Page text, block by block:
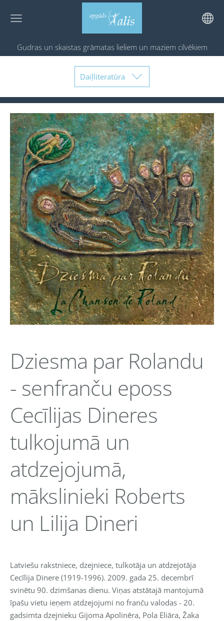
Gudras un skaistas grāmatas lieliem un maziem cilvēkiem
Daiļliteratūra
Dziesma par Rolandu
- senfranču eposs
Cecīlijas Dineres
tulkojumā un
atdzejojumā,
mākslinieki Roberts
un Lilija Dineri
Latviešu rakstniece, dzejniece, tulkotāja un atdzejotāja
Cecīlija Dinere (1919-1996). 2009. gada 25. decembrī
svinētu 90. dzimšanas dienu. Viņas atstātajā mantojumā
īpašu vietu ieņem atdzejojumi no franču valodas - 20.
gadsimta dzejnieku Gijoma Apolinēra, Pola Eliāra, Žaka